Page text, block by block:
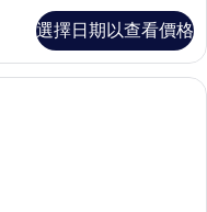
選擇日期以查看價格
, 非吸煙房, 邊間 (Wide View)